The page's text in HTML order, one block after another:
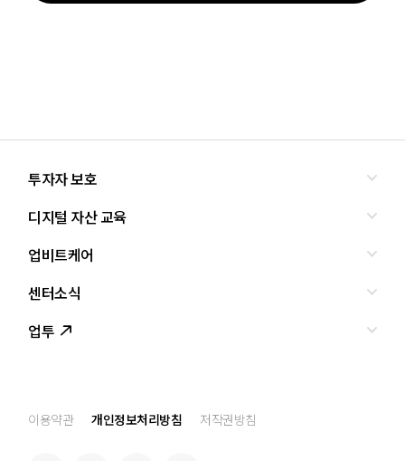
투자자 보호
올바른 투자란?
투자사기 유형과 예방
업비트 보호조치
디지털 자산 교육
교육
조사·연구
업비트케어
서비스안내
서비스신청
센터소식
인사말
공지사항
업투
이용약관 개인정보처리방침 저작권방침